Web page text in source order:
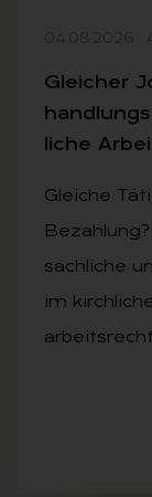
Glei­cher
li­che
Gleiche
sachliche
im